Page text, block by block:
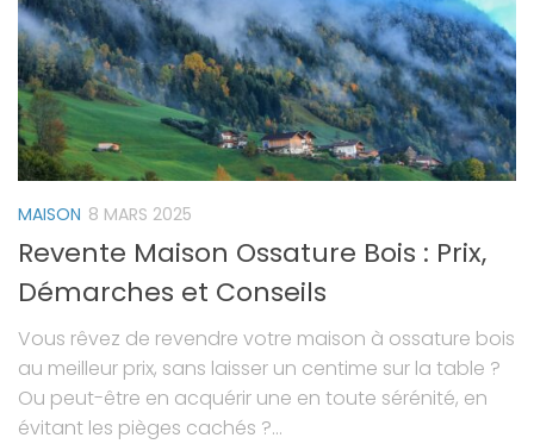
MAISON 8 MARS 2025
Revente Maison Ossature Bois : Prix,
Démarches et Conseils
Vous rêvez de revendre votre maison à ossature bois
au meilleur prix, sans laisser un centime sur la table ?
Ou peut-être en acquérir une en toute sérénité, en
évitant les pièges cachés ?...